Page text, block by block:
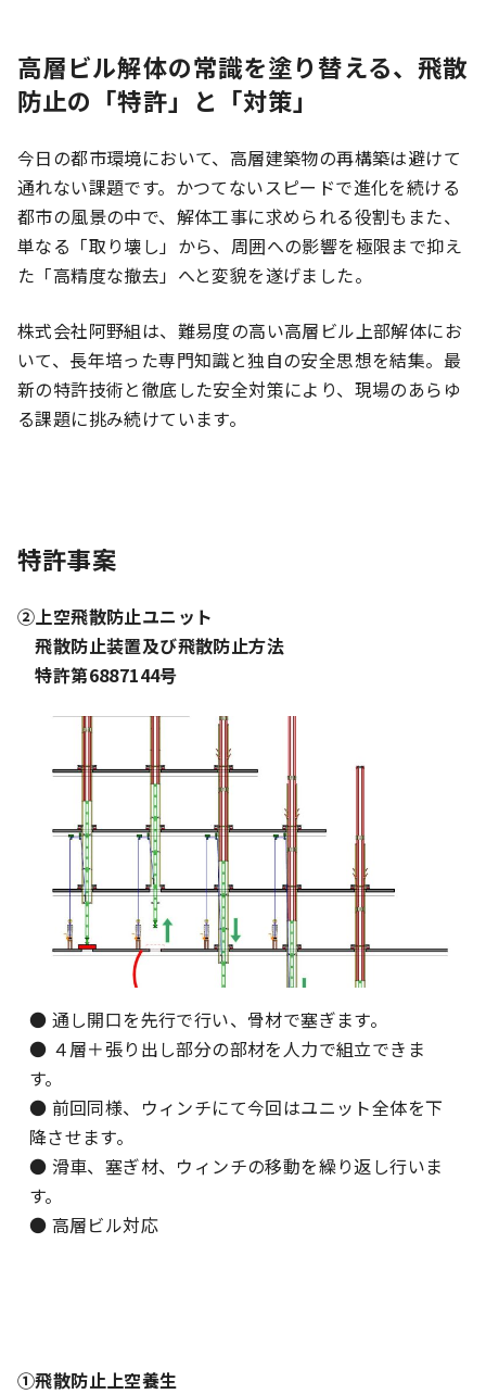
高層ビル解体の常識を塗り替える、飛散
防止の「特許」と「対策」
今日の都市環境において、高層建築物の再構築は避けて
通れない課題です。かつてないスピードで進化を続ける
都市の風景の中で、解体工事に求められる役割もまた、
単なる「取り壊し」から、周囲への影響を極限まで抑え
た「高精度な撤去」へと変貌を遂げました。
株式会社阿野組は、難易度の高い高層ビル上部解体にお
いて、長年培った専門知識と独自の安全思想を結集。最
新の特許技術と徹底した安全対策により、現場のあらゆ
る課題に挑み続けています。
特許事案
②上空飛散防止ユニット
飛散防止装置及び飛散防止方法
特許第6887144号
● 通し開口を先行で行い、骨材で塞ぎます。
● ４層＋張り出し部分の部材を人力で組立できま
す。
● 前回同様、ウィンチにて今回はユニット全体を下
降させます。
● 滑車、塞ぎ材、ウィンチの移動を繰り返し行いま
す。
● 高層ビル対応
①飛散防止上空養生